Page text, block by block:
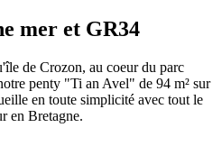
mer et GR34
de Crozon, au coeur du parc
penty "Ti an Avel" de 94 m² sur
en toute simplicité avec tout le
en Bretagne.